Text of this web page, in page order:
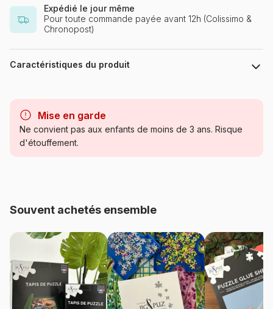
Expédié le jour même
Pour toute commande payée avant 12h (Colissimo &
Chronopost)
Caractéristiques du produit
Catégorie Puzzles - Chiens
Référence Cobble-Hill-48039
EAN 625012480390
Nombre de pièces 275 pièces
Mise en garde
Ne convient pas aux enfants de moins de 3 ans. Risque
d'étouffement.
Souvent achetés ensemble